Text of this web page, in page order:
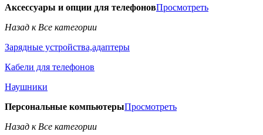
Аксессуары и опции для телефоновПросмотреть
Назад к Все категории
Зарядные устройства,адаптеры
Кабели для телефонов
Наушники
Персональные компьютерыПросмотреть
Назад к Все категории